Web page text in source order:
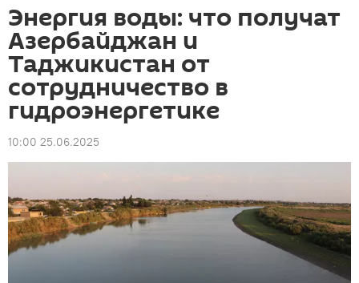
Энергия воды: что получат
Азербайджан и
Таджикистан от
сотрудничество в
гидроэнергетике
10:00 25.06.2025